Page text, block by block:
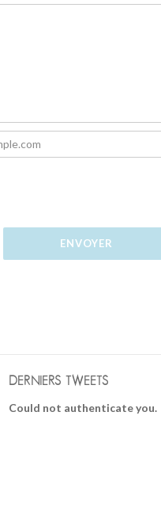
DERNIERS TWEETS
Could not authenticate you.